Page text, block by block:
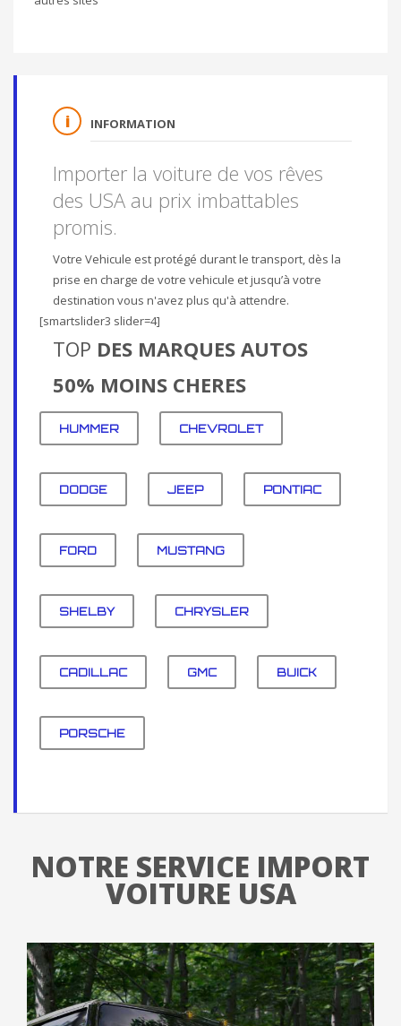
INFORMATION
Importer la voiture de vos rêves
des USA au prix imbattables
promis.
Votre Vehicule est protégé durant le transport, dès la
prise en charge de votre vehicule et jusqu’à votre
destination vous n'avez plus qu'à attendre.
[smartslider3 slider=4]
TOP DES MARQUES AUTOS
50% MOINS CHERES
HUMMER CHEVROLET
DODGE JEEP PONTIAC
FORD MUSTANG
SHELBY CHRYSLER
CADILLAC GMC BUICK
PORSCHE
NOTRE SERVICE IMPORT
VOITURE USA